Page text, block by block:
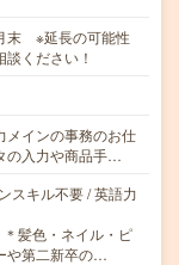
末 ※延長の可能性
ください！
メインの事務のお仕
の入力や商品手…
スキル不要 / 英語力
髪色・ネイル・ピ
や第二新卒の…